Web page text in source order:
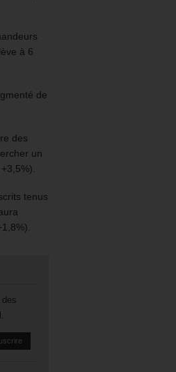
à 6
de
des
un
tenus